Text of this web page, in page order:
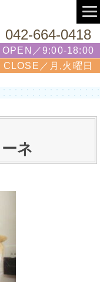
042-664-0418
OPEN／9:00-18:00
CLOSE／月,火曜日
ネ